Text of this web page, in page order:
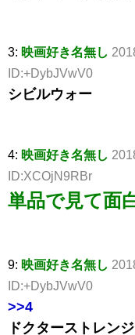
3: 映画好き名無し
ID:+DybJVwV0
シビルウォー
4: 映画好き名無し
ID:XCOjN9RBr
単品で見て面
9: 映画好き名無し
ID:+DybJVwV0
>>4
ドクターストレンジ